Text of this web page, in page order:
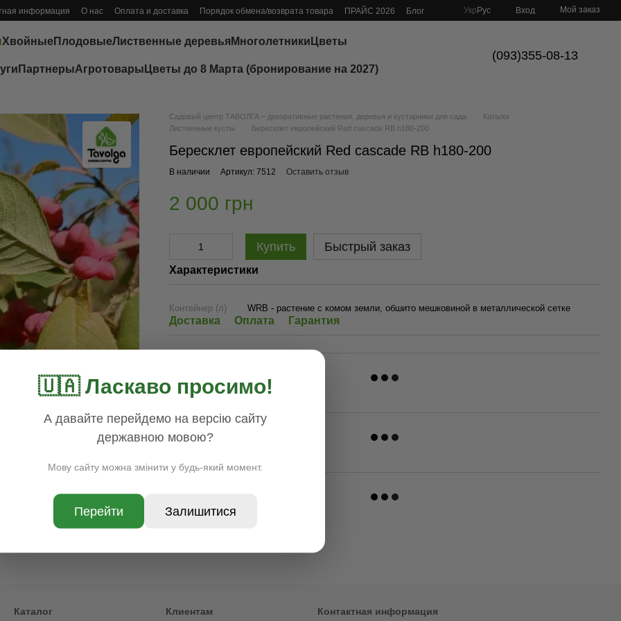
информация О нас Оплата и доставка Порядок обмена/возврата товара ПРАЙС 2026
Блог
Укр Рус Вход Мой заказ
ХвойныеПлодовыеЛиственные деревья Многолетники Цветы
ПартнерыАгротовары Цветы до 8 Марта (бронирование на 2027)
(093)355-08-13
Садовый центр ТАВОЛГА – декоративные растения, деревья и кустарники для сада
Каталог
Лиственные кусты
Бересклет европейский Red cascade RB h180-200
Бересклет европейский Red cascade RB h180-200
В наличии Артикул: 7512 Оставить отзыв
2 000 грн
Купить Быстрый заказ
Характеристики
Контейнер (л) WRB - растение с комом земли, обшито мешковиной в металлической сетке
Доставка Оплата Гарантия
Каталог Клиентам Контактная информация
🇺🇦 Ласкаво просимо!
А давайте перейдемо на версію сайту
державною мовою?
Мову сайту можна змінити у будь-який момент.
Перейти Залишитися